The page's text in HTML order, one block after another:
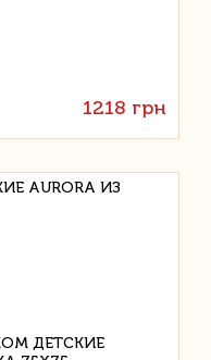
1218 грн
AURORA ИЗ